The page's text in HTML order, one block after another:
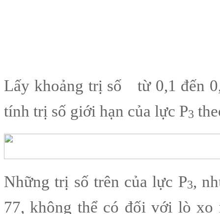
Lấy khoảng trị số
từ 0,1 đến
tính trị số giới hạn của lực P3
Những trị số trên của lực P3,
77, không thể có đối với lò